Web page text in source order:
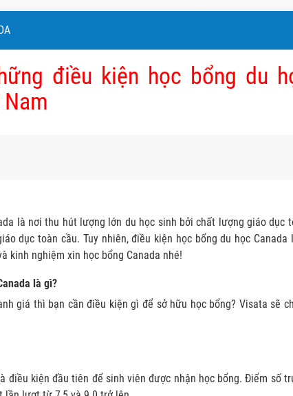
điều kiện học bổng du
là nơi thu hút lượng lớn du học sinh bởi chất lượng giáo dục
dục toàn cầu. Tuy nhiên, điều kiện học bổng du học
kinh nghiệm xin học bổng Canada nhé!
là gì?
giá thì bạn cần điều kiện gì để sở hữu học bổng? Visata sẽ
điều kiện đầu tiên để sinh viên được nhận học bổng. Điểm số